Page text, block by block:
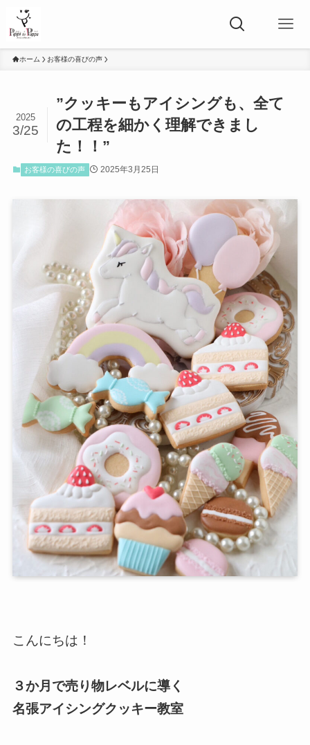
ホーム お客様の喜びの声
”クッキーもアイシングも、全て
の工程を細かく理解できまし
た！！”
2025
3/25
お客様の喜びの声 2025年3月25日
こんにちは！
３か月で売り物レベルに導く
名張アイシングクッキー教室